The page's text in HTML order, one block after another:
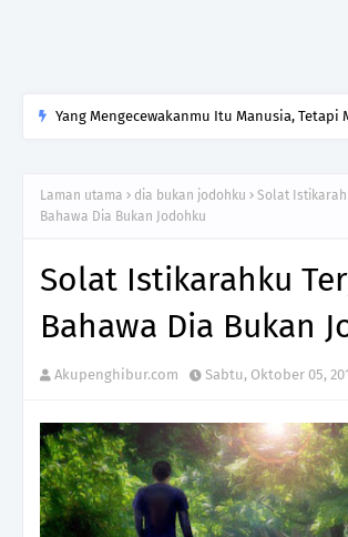
Yang Mengecewakanmu Itu Manusia, Tetapi
Laman utama dia bukan jodohku
Solat
Bahawa Dia Bukan Jodohku
Solat Istikarahku
Bahawa Dia Bukan
Akupenghibur.com Sabtu, Oktober 05,